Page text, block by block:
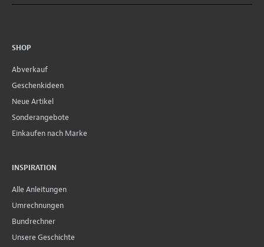
SHOP
Abverkauf
Geschenkideen
Neue Artikel
Sonderangebote
Einkaufen nach Marke
INSPIRATION
Alle Anleitungen
Umrechnungen
Bundrechner
Unsere Geschichte